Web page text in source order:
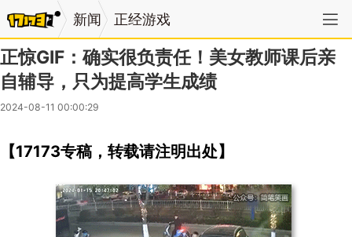
新闻 正经游戏
正惊GIF：确实很负责任！美女教师课后亲
自辅导，只为提高学生成绩
2024-08-11 00:00:29
【17173专稿，转载请注明出处】